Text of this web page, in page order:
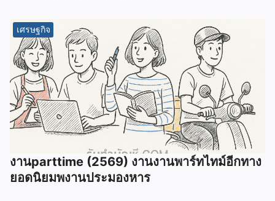
เศรษฐกิจ
งานparttime (2569) งานงานพาร์ทไทม์อีกทาง
ยอดนิยมพงานประมองหาร